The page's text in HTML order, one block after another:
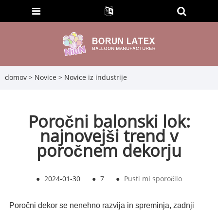
domov > Novice > Novice iz industrije
Poročni balonski lok:
najnovejši trend v
poročnem dekorju
● 2024-01-30 ● 7 ● Pusti mi sporočilo
Poročni dekor se nenehno razvija in spreminja, zadnji